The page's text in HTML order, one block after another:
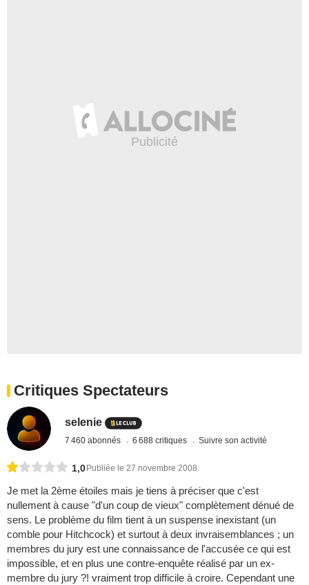
Critiques Spectateurs
selenie
7 460 abonnés 6 688 critiques Suivre son activité
1,0 Publiée le 27 novembre 2008
Je met la 2ème étoiles mais je tiens à préciser que c'est
nullement à cause "d'un coup de vieux" complètement dénué de
sens. Le problème du film tient à un suspense inexistant (un
comble pour Hitchcock) et surtout à deux invraisemblances ; un
membres du jury est une connaissance de l'accusée ce qui est
impossible, et en plus une contre-enquête réalisé par un ex-
membre du jury ?! vraiment trop difficile à croire. Cependant une